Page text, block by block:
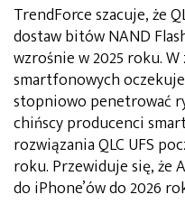
TrendForce szacuje, że
dostaw bitów NAND
wzrośnie w 2025 roku.
smartfonowych oczekuje
stopniowo penetrować
chińscy producenci
rozwiązania QLC UFS
roku. Przewiduje się, że
do iPhone’ów do 2026